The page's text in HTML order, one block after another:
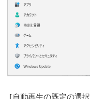
［自動再生の既定の選